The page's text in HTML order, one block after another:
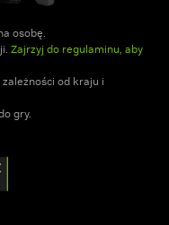
osobę.
Zajrzyj do regulaminu, aby
od kraju i
gry.